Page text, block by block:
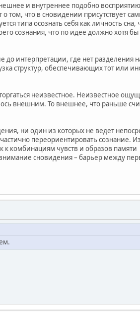
и внутреннее подобно
том, что в сновидении присутствует
типа осознать себя как личность
сознания, что по идее должно хотя бы
интерпретации, где нет разделения
структур, обеспечивающих тот или
неизвестное. Неизвестное
внешним. То внешнее, что раньше
ни один из которых не ведет
переориентировать сознание.
к комбинациям чувств и образов
сновидения – барьер между